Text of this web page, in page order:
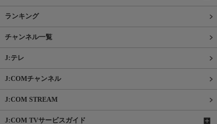
ランキング
チャンネル一覧
J:テレ
J:COMチャンネル
J:COM STREAM
J:COM TVサービスガイド